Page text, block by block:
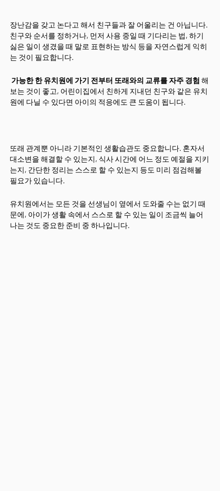
장난감을 갖고 논다고 해서 친구들과 잘 어울리는 건 아닙니다.
친구와 순서를 정하거나, 먼저 사용 중일 때 기다리는 법, 하기
싫은 일이 생겼을 때 말로 표현하는 방식 등을 자연스럽게 익히
는 것이 필요합니다.
가능한 한 유치원에 가기 전부터 또래와의 교류를 자주 경험 해
보는 것이 좋고, 어린이집에서 친하게 지내던 친구와 같은 유치
원에 다닐 수 있다면 아이의 적응에도 큰 도움이 됩니다.
또래 관계뿐 아니라 기본적인 생활습관도 중요합니다. 혼자서
대소변을 해결할 수 있는지, 식사 시간에 어느 정도 예절을 지키
는지, 간단한 정리는 스스로 할 수 있는지 등도 미리 점검해볼
필요가 있습니다.
유치원에서는 모든 것을 선생님이 옆에서 도와줄 수는 없기 때
문에, 아이가 생활 속에서 스스로 할 수 있는 일이 조금씩 늘어
나는 것도 중요한 준비 중 하나입니다.